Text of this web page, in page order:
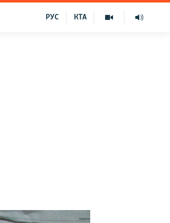
КТА
РУС